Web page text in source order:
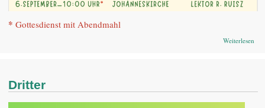
* Gottesdienst mit Abendmahl
Weiterlesen
Dritter